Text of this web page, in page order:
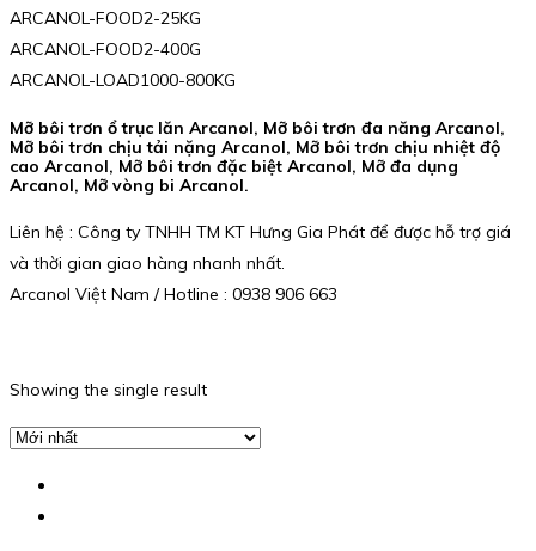
ARCANOL-FOOD2-25KG
ARCANOL-FOOD2-400G
ARCANOL-LOAD1000-800KG
Mỡ bôi trơn ổ trục lăn Arcanol, Mỡ bôi trơn đa năng Arcanol,
Mỡ bôi trơn chịu tải nặng Arcanol, Mỡ bôi trơn chịu nhiệt độ
cao Arcanol, Mỡ bôi trơn đặc biệt Arcanol, Mỡ đa dụng
Arcanol, Mỡ vòng bi Arcanol.
Liên hệ : Công ty TNHH TM KT Hưng Gia Phát để được hỗ trợ giá
và thời gian giao hàng nhanh nhất.
Arcanol Việt Nam / Hotline : 0938 906 663
Showing the single result